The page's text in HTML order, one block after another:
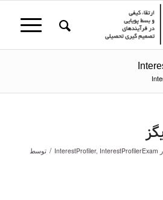
InterestProfiler, InterestProfilerExam
/ توسط